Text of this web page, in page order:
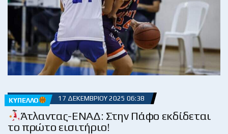
ΚΎΠΕΛΛΟ 17 ΔΕΚΕΜΒΡΊΟΥ 2025 06:38
Άτλαντας-ΕΝΑΔ: Στην Πάφο εκδίδεται
το πρώτο εισιτήριο!